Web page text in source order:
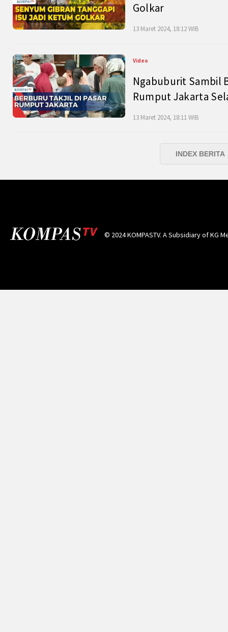
Golkar
13 Maret 2024, 18:12 WIB
Video
Ngabuburit Sambil
Rumput Jakarta
13 Maret 2024, 18:11 WIB
INDEX BERITA
© 2024 KOMPASTV. A Subsidiary ofKG